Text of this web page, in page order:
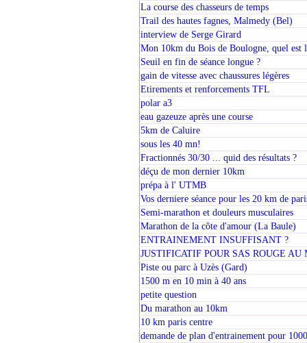
La course des chasseurs de temps
Trail des hautes fagnes, Malmedy (Bel)
interview de Serge Girard
Mon 10km du Bois de Boulogne, quel est
Seuil en fin de séance longue ?
gain de vitesse avec chaussures légères
Etirements et renforcements TFL
polar a3
eau gazeuze après une course
5km de Caluire
sous les 40 mn!
Fractionnés 30/30 ... quid des résultats ?
déçu de mon dernier 10km
prépa à l' UTMB
Vos derniere séance pour les 20 km de
Semi-marathon et douleurs musculaires
Marathon de la côte d'amour (La Baule)
ENTRAINEMENT INSUFFISANT ?
JUSTIFICATIF POUR SAS ROUGE AU
Piste ou parc à Uzès (Gard)
1500 m en 10 min à 40 ans
petite question
Du marathon au 10km
10 km paris centre
demande de plan d'entrainement pour